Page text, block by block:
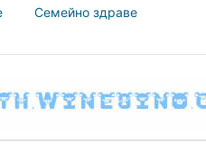
Семейно здраве